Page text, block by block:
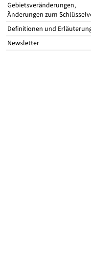
Gebietsveränderungen,
Änderungen zum
Definitionen und
Newsletter